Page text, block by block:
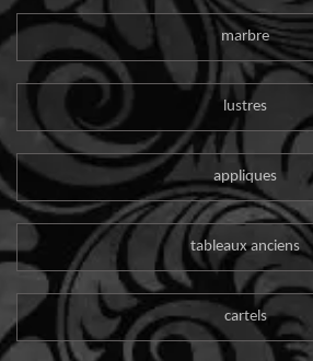
marbre
lustres
appliques
tableaux anciens
cartels